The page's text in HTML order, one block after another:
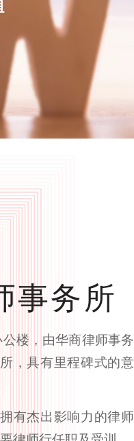
事务所
楼，由华商律师事务
，具有里程碑式的意
有杰出影响力的律师